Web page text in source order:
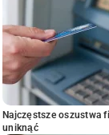
Najczęstsze oszustwa
uniknąć